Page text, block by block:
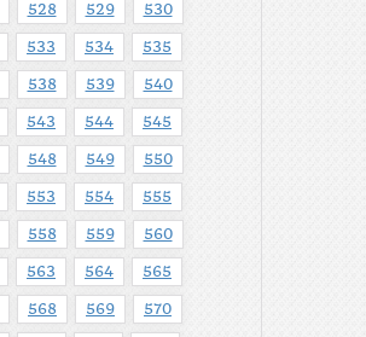
528 529 530
533 534 535
538 539 540
543 544 545
548 549 550
553 554 555
558 559 560
563 564 565
568 569 570